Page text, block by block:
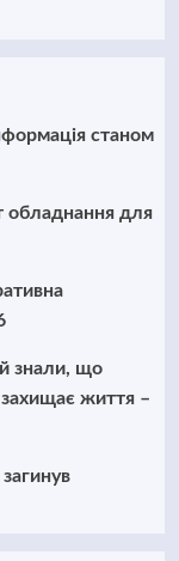
станом
обладнання для
знали, що
життя –